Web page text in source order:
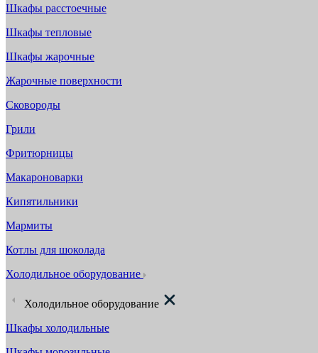
Шкафы расстоечные
Шкафы тепловые
Шкафы жарочные
Жарочные поверхности
Сковороды
Грили
Фритюрницы
Макароноварки
Кипятильники
Мармиты
Котлы для шоколада
Холодильное оборудование
Холодильное оборудование
Шкафы холодильные